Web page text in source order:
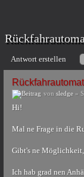
Antwort erstellen
von sledge »
Hi!
Mal ne Frage in die
Gibt's ne Möglichkeit,
Ich hab grad nen